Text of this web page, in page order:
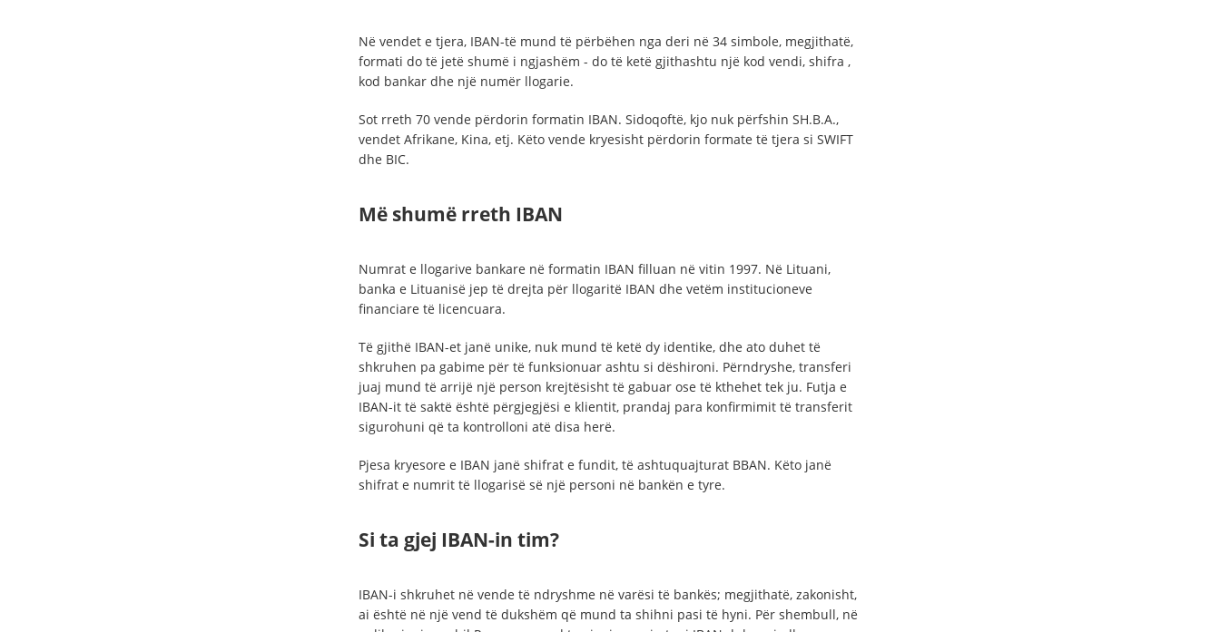
Në vendet e tjera, IBAN-të mund të përbëhen nga deri në 34 simbole, megjithatë,
formati do të jetë shumë i ngjashëm - do të ketë gjithashtu një kod vendi, shifra ,
kod bankar dhe një numër llogarie.
Sot rreth 70 vende përdorin formatin IBAN. Sidoqoftë, kjo nuk përfshin SH.B.A.,
vendet Afrikane, Kina, etj. Këto vende kryesisht përdorin formate të tjera si SWIFT
dhe BIC.
Më shumë rreth IBAN
Numrat e llogarive bankare në formatin IBAN filluan në vitin 1997. Në Lituani,
banka e Lituanisë jep të drejta për llogaritë IBAN dhe vetëm institucioneve
financiare të licencuara.
Të gjithë IBAN-et janë unike, nuk mund të ketë dy identike, dhe ato duhet të
shkruhen pa gabime për të funksionuar ashtu si dëshironi. Përndryshe, transferi
juaj mund të arrijë një person krejtësisht të gabuar ose të kthehet tek ju. Futja e
IBAN-it të saktë është përgjegjësi e klientit, prandaj para konfirmimit të transferit
sigurohuni që ta kontrolloni atë disa herë.
Pjesa kryesore e IBAN janë shifrat e fundit, të ashtuquajturat BBAN. Këto janë
shifrat e numrit të llogarisë së një personi në bankën e tyre.
Si ta gjej IBAN-in tim?
IBAN-i shkruhet në vende të ndryshme në varësi të bankës; megjithatë, zakonisht,
ai është në një vend të dukshëm që mund ta shihni pasi të hyni. Për shembull, në